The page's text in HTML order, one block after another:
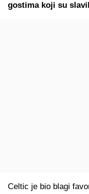
gostima koji su
Celtic je bio blagi